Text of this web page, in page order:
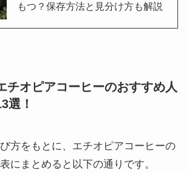
もつ？保存方法と見分け方も解説
チオピアコーヒーのおすすめ人
選！
方をもとに、エチオピアコーヒーの
にまとめると以下の通りです。